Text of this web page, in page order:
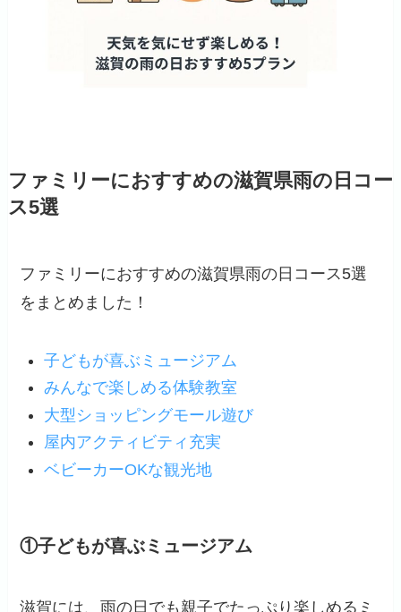
ファミリーにおすすめの滋賀県雨の日コー
ス5選
ファミリーにおすすめの滋賀県雨の日コース5選
をまとめました！
子どもが喜ぶミュージアム
みんなで楽しめる体験教室
大型ショッピングモール遊び
屋内アクティビティ充実
ベビーカーOKな観光地
①子どもが喜ぶミュージアム
滋賀には、雨の日でも親子でたっぷり楽しめるミ